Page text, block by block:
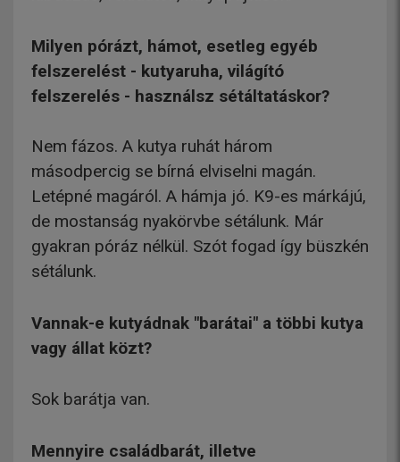
Milyen pórázt, hámot, esetleg egyéb
felszerelést - kutyaruha, világító
felszerelés - használsz sétáltatáskor?
Nem fázos. A kutya ruhát három
másodpercig se bírná elviselni magán.
Letépné magáról. A hámja jó. K9-es márkájú,
de mostanság nyakörvbe sétálunk. Már
gyakran póráz nélkül. Szót fogad így büszkén
sétálunk.
Vannak-e kutyádnak "barátai" a többi kutya
vagy állat közt?
Sok barátja van.
Mennyire családbarát, illetve